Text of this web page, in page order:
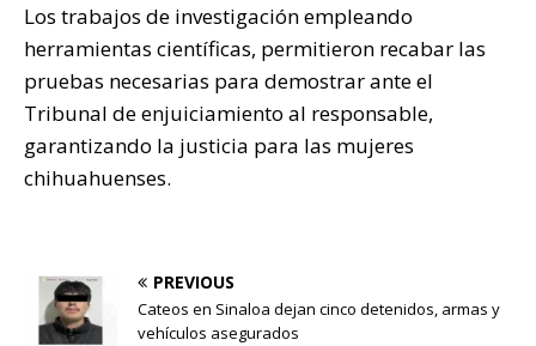
Los trabajos de investigación empleando
herramientas científicas, permitieron recabar las
pruebas necesarias para demostrar ante el
Tribunal de enjuiciamiento al responsable,
garantizando la justicia para las mujeres
chihuahuenses.
PREVIOUS
Cateos en Sinaloa dejan cinco detenidos, armas y
vehículos asegurados